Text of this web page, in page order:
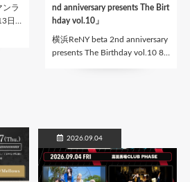
ンラ
日…
nd anniversary presents The Birt
hday vol.10」
横浜ReNY beta 2nd anniversary
presents The Birthday vol.10 8…
2026.09.04